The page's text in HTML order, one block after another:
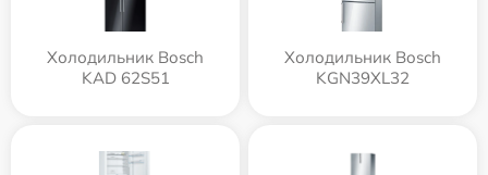
Холодильник Bosch
KAD 62S51
Холодильник Bosch
KGN39XL32